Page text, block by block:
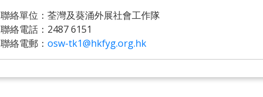
聯絡單位：荃灣及葵涌外展社會工作隊
聯絡電話：2487 6151
聯絡電郵： osw-tk1@hkfyg.org.hk